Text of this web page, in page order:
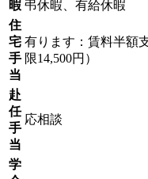
暇 弔休暇、有給休暇
住
宅
手
当
有ります：賃料半額
限14,500円）
赴
任
手
当
応相談
学